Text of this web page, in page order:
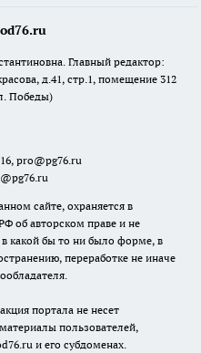
Главный редактор:
д.41, стр.1, помещение 312
Победы)
, pro@pg76.ru
сайте, охраняется в
об авторском праве и не
какой бы то ни было форме, в
переработке не иначе
портала не несет
пользователей,
и его субдоменах.